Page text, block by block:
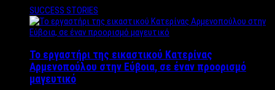
SUCCESS STORIES
Το εργαστήρι της εικαστικού Κατερίνας
Αρμενοπούλου στην Εύβοια, σε έναν προορισμό
μαγευτικό